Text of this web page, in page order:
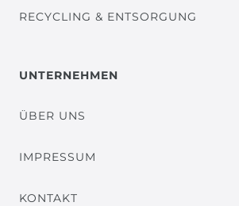
RECYCLING & ENTSORGUNG
UNTERNEHMEN
ÜBER UNS
IMPRESSUM
KONTAKT